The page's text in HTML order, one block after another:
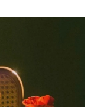
ならではの注
ェックポイン